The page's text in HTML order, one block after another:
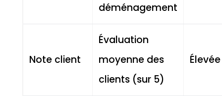
déménagement
Note client
Évaluation
moyenne des
clients (sur 5)
Élevée